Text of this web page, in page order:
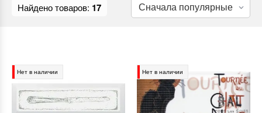
Найдено товаров: 17
Нет в наличии Нет в наличии